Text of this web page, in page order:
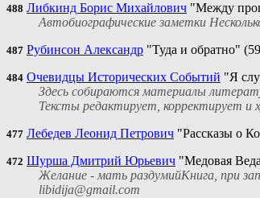
488 Либкинд Борис Михайлович "Между
Автобиографические заметки
487 Рубинсон Александр "Туда и обратно"
484 Очевидцы Исторических Событий "Я
Здесь собираются материалы
Тексты редактирует, корректирует
477 Лебедев Леонид Петрович "Рассказы о
472 Шурша Дмитрий Юрьевич "Медовая
Желание - мать раздумийКнига, при
libidija@gmail.com